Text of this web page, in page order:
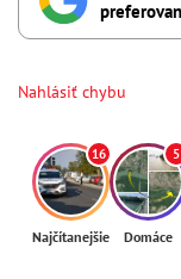
Nahlásiť chybu
16
Najčítanejšie
5
Domáce